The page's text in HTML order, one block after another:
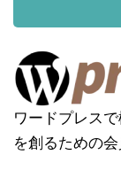
ワードプレス
を創るための会